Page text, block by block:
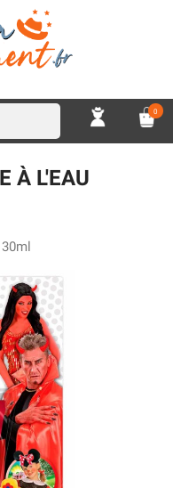
0
À L'EAU